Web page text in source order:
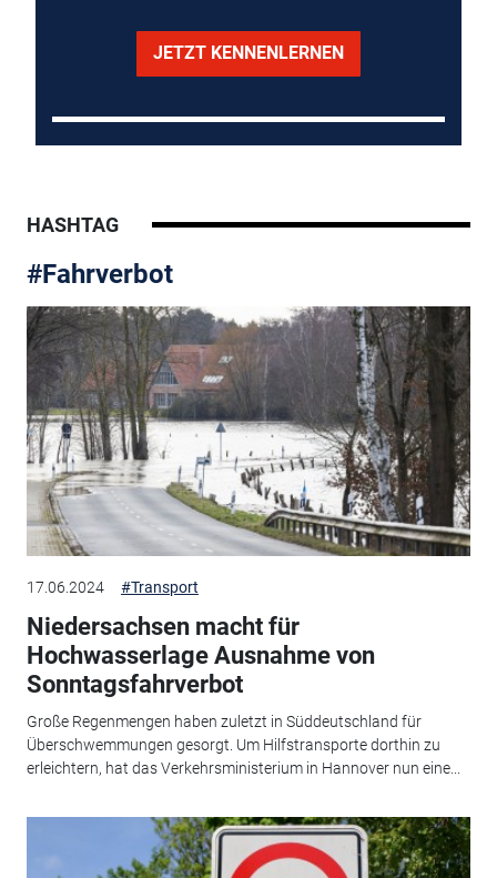
JETZT KENNENLERNEN
HASHTAG
#Fahrverbot
17.06.2024 #Transport
Niedersachsen macht für
Hochwasserlage Ausnahme von
Sonntagsfahrverbot
Große Regenmengen haben zuletzt in Süddeutschland für
Überschwemmungen gesorgt. Um Hilfstransporte dorthin zu
erleichtern, hat das Verkehrsministerium in Hannover nun eine...